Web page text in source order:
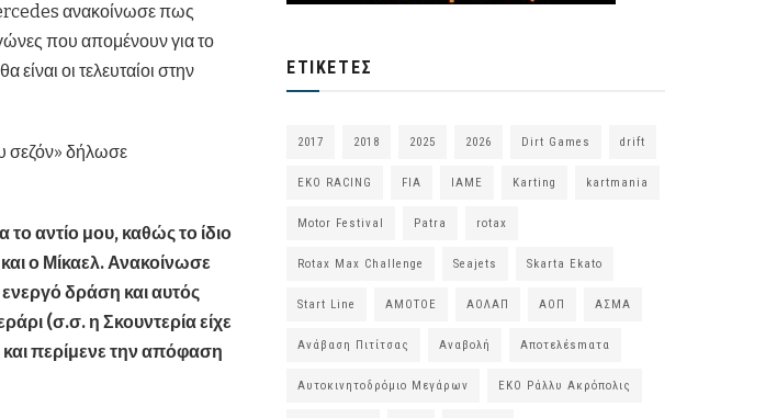
ανακοίνωσε πως
που απομένουν για το
οι τελευταίοι στην
σεζόν» δήλωσε
αντίο μου, καθώς το ίδιο
και ο Μίκαελ. Ανακοίνωσε
δράση και αυτός
(σ.σ. η Σκουντερία είχε
περίμενε την απόφαση
ΕΤΙΚΈΤΕΣ
2017 2018 2025 2026 Dirt Games drift
EKO RACING FIA IAME Karting kartmania
Motor Festival Patra rotax
Rotax Max Challenge Seajets Skarta Ekato
Start Line ΑΜΟΤΟΕ ΑΟΛΑΠ ΑΟΠ ΑΣΜΑ
Ανάβαση Πιτίτσας Αναβολή Αποτελέsmατα
Αυτοκινητοδρόμιο Μεγάρων ΕΚΟ Ράλλυ Ακρόπολις